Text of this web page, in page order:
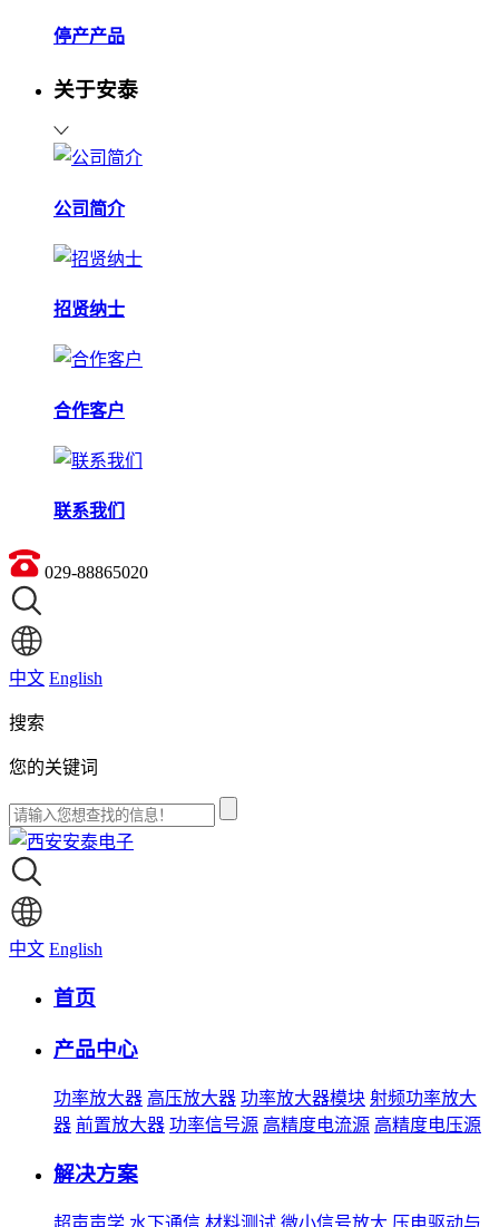
停产产品
关于安泰
公司简介
招贤纳士
合作客户
联系我们
029-88865020
中文 English
搜索
您的关键词
中文 English
首页
产品中心
功率放大器 高压放大器 功率放大器模块 射频功率放大
器 前置放大器 功率信号源 高精度电流源 高精度电压源
解决方案
超声声学 水下通信 材料测试 微小信号放大 压电驱动与